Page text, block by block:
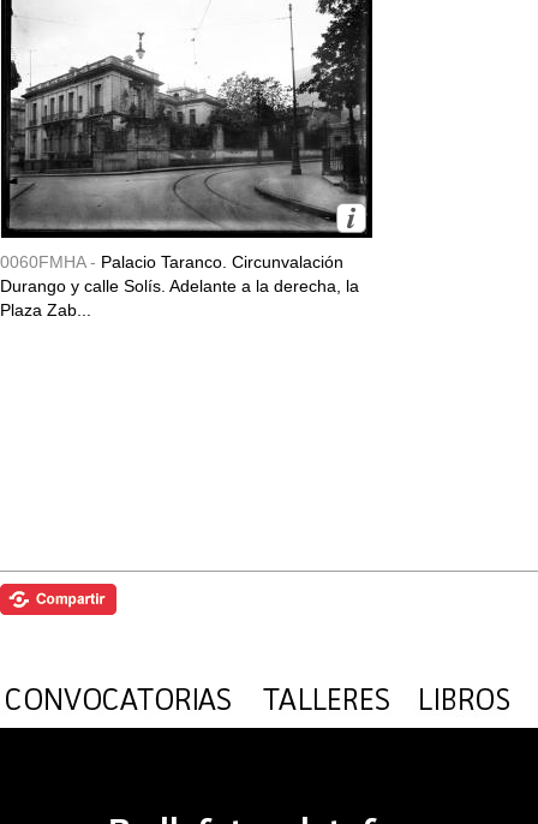
0060FMHA - Palacio Taranco. Circunvalación
Durango y calle Solís. Adelante a la derecha, la
Plaza Zab...